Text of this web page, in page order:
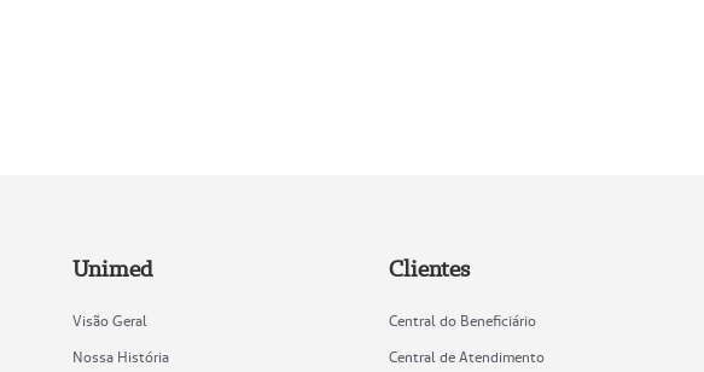
Unimed
Visão Geral
Nossa História
Clientes
Central do Beneficiário
Central de Atendimento